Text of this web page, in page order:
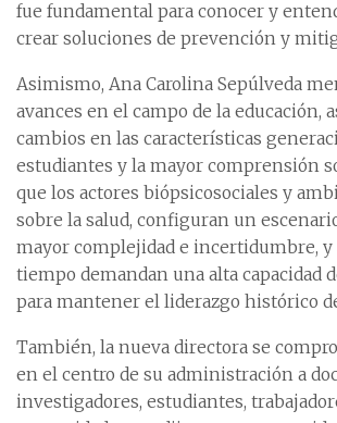
fue fundamental para conocer y
crear soluciones de prevención y
Asimismo, Ana Carolina Sepúlveda
avances en el campo de la educación,
cambios en las características
estudiantes y la mayor comprensión
que los actores biópsicosociales y
sobre la salud, configuran un
mayor complejidad e incertidumbre, y
tiempo demandan una alta capacidad
para mantener el liderazgo histórico
También, la nueva directora se
en el centro de su administración a
investigadores, estudiantes,